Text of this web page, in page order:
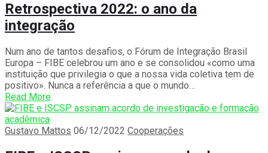
Retrospectiva 2022: o ano da
integração
Num ano de tantos desafios, o Fórum de Integração Brasil
Europa – FIBE celebrou um ano e se consolidou «como uma
instituição que privilegia o que a nossa vida coletiva tem de
positivo». Nunca a referência a que o mundo…
Read More
Gustavo Mattos 06/12/2022 Cooperações